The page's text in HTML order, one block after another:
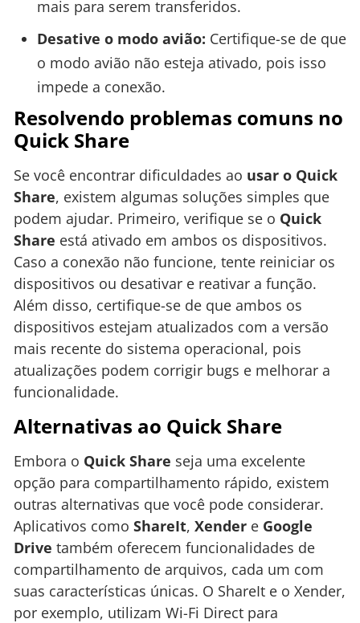
mais para serem transferidos.
Desative o modo avião: Certifique-se de que
o modo avião não esteja ativado, pois isso
impede a conexão.
Resolvendo problemas comuns no
Quick Share
Se você encontrar dificuldades ao usar o Quick
Share, existem algumas soluções simples que
podem ajudar. Primeiro, verifique se o Quick
Share está ativado em ambos os dispositivos.
Caso a conexão não funcione, tente reiniciar os
dispositivos ou desativar e reativar a função.
Além disso, certifique-se de que ambos os
dispositivos estejam atualizados com a versão
mais recente do sistema operacional, pois
atualizações podem corrigir bugs e melhorar a
funcionalidade.
Alternativas ao Quick Share
Embora o Quick Share seja uma excelente
opção para compartilhamento rápido, existem
outras alternativas que você pode considerar.
Aplicativos como ShareIt, Xender e Google
Drive também oferecem funcionalidades de
compartilhamento de arquivos, cada um com
suas características únicas. O ShareIt e o Xender,
por exemplo, utilizam Wi-Fi Direct para